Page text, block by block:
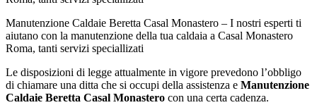
Manutenzione Caldaie Beretta Casal Monastero – I nostri esperti ti
aiutano con la manutenzione della tua caldaia a Casal Monastero
Roma, tanti servizi speciallizati
Le disposizioni di legge attualmente in vigore prevedono l’obbligo
di chiamare una ditta che si occupi della assistenza e Manutenzione
Caldaie Beretta Casal Monastero con una certa cadenza.